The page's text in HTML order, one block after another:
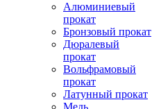
Алюминиевый
прокат
Бронзовый прокат
Дюралевый
прокат
Вольфрамовый
прокат
Латунный прокат
Медь